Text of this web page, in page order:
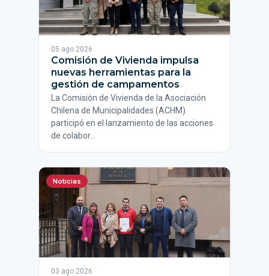
05 ago 2026
Comisión de Vivienda impulsa
nuevas herramientas para la
gestión de campamentos
La Comisión de Vivienda de la Asociación
Chilena de Municipalidades (ACHM)
participó en el lanzamiento de las acciones
de colabor…
Noticias
03 ago 2026